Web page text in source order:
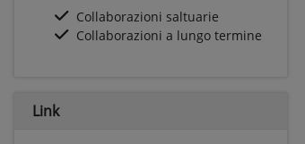
Collaborazioni saltuarie
Collaborazioni a lungo termine
Link